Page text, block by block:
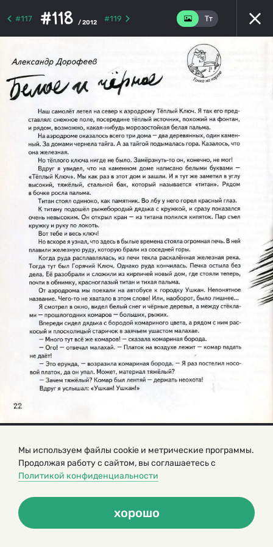
#117 #118 / 2012 #119
Мы используем файлы cookie и метрические программы.
Продолжая работу с сайтом, вы соглашаетесь с
Политикой конфиденциальности
хорошо